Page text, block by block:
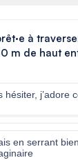
à
m de haut
hésiter, j’adore
en serrant